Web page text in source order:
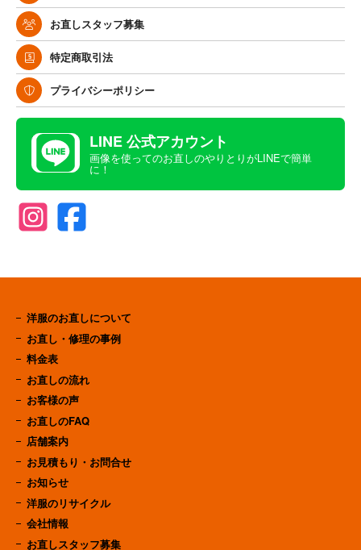
お直しスタッフ募集
特定商取引法
プライバシーポリシー
LINE 公式アカウント
画像を使ってのお直しのやりとりがLINEで簡単
に！
洋服のお直しについて
お直し・修理の事例
料金表
お直しの流れ
お客様の声
お直しのFAQ
店舗案内
お見積もり・お問合せ
お知らせ
洋服のリサイクル
会社情報
お直しスタッフ募集